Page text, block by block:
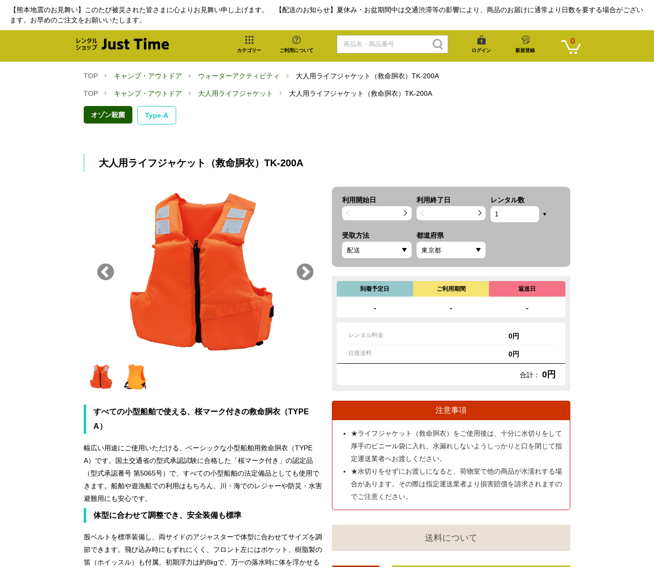
【熊本地震のお見舞い】このたび被災された皆さまに心よりお見舞い申し上げます。 【配送のお知らせ】夏休み・お盆期間中は交通渋滞等の影響により、商品のお届けに通常より日数を要する場合がござい
ます。お早めのご注文をお願いいたします。
カテゴリー ご利用について ログイン 新規登録
0
TOP キャンプ・アウトドア ウォーターアクティビティ 大人用ライフジャケット（救命胴衣）TK-200A
TOP キャンプ・アウトドア 大人用ライフジャケット 大人用ライフジャケット（救命胴衣）TK-200A
オゾン殺菌 Type-A
大人用ライフジャケット（救命胴衣）TK-200A
すべての小型船舶で使える、桜マーク付きの救命胴衣（TYPE
A）
幅広い用途にご使用いただける、ベーシックな小型船舶用救命胴衣（TYPE
A）です。国土交通省の型式承認試験に合格した「桜マーク付き」の認定品
（型式承認番号 第5065号）で、すべての小型船舶の法定備品としても使用で
きます。船舶や遊漁船での利用はもちろん、川・海でのレジャーや防災・水害
避難用にも安心です。
体型に合わせて調整でき、安全装備も標準
股ベルトを標準装備し、両サイドのアジャスターで体型に合わせてサイズを調
節できます。飛び込み時にもずれにくく、フロント左にはポケット、樹脂製の
笛（ホイッスル）も付属。初期浮力は約8kgで、万一の落水時に体を浮かせる
利用開始日 利用終了日 レンタル数
受取方法 都道府県
到着予定日
-
ご利用期間
-
返送日
-
レンタル料金 0円
往復送料 0円
合計： 0円
注意事項
★ライフジャケット（救命胴衣）をご使用後は、十分に水切りをして
厚手のビニール袋に入れ、水漏れしないようしっかりと口を閉じて指
定運送業者へお渡しください。
★水切りをせずにお渡しになると、荷物室で他の商品が水濡れする場
合があります。その際は指定運送業者より損害賠償を請求されますの
でご注意ください。
送料について